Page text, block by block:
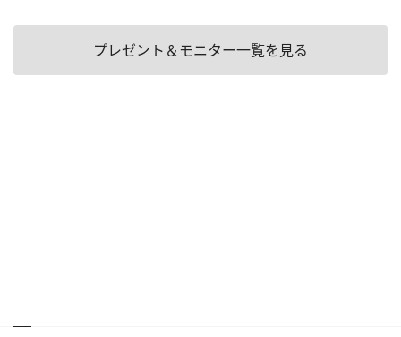
プレゼント＆モニター一覧を見る